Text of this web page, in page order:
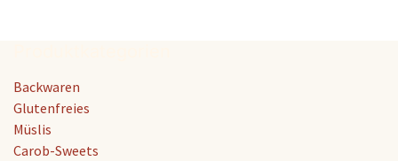
Backwaren
Glutenfreies
Müslis
Carob-Sweets